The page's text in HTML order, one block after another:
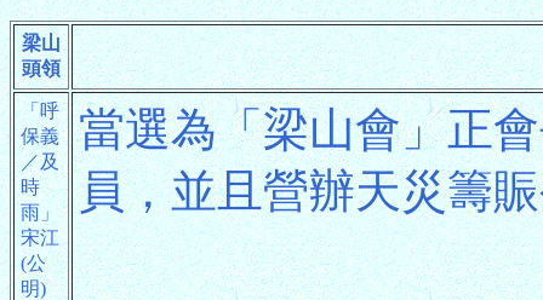
梁山
頭領
「呼
保義
／及
時
雨」
宋江
(公
明)
當選為「梁山會」正
員，並且營辦天災籌